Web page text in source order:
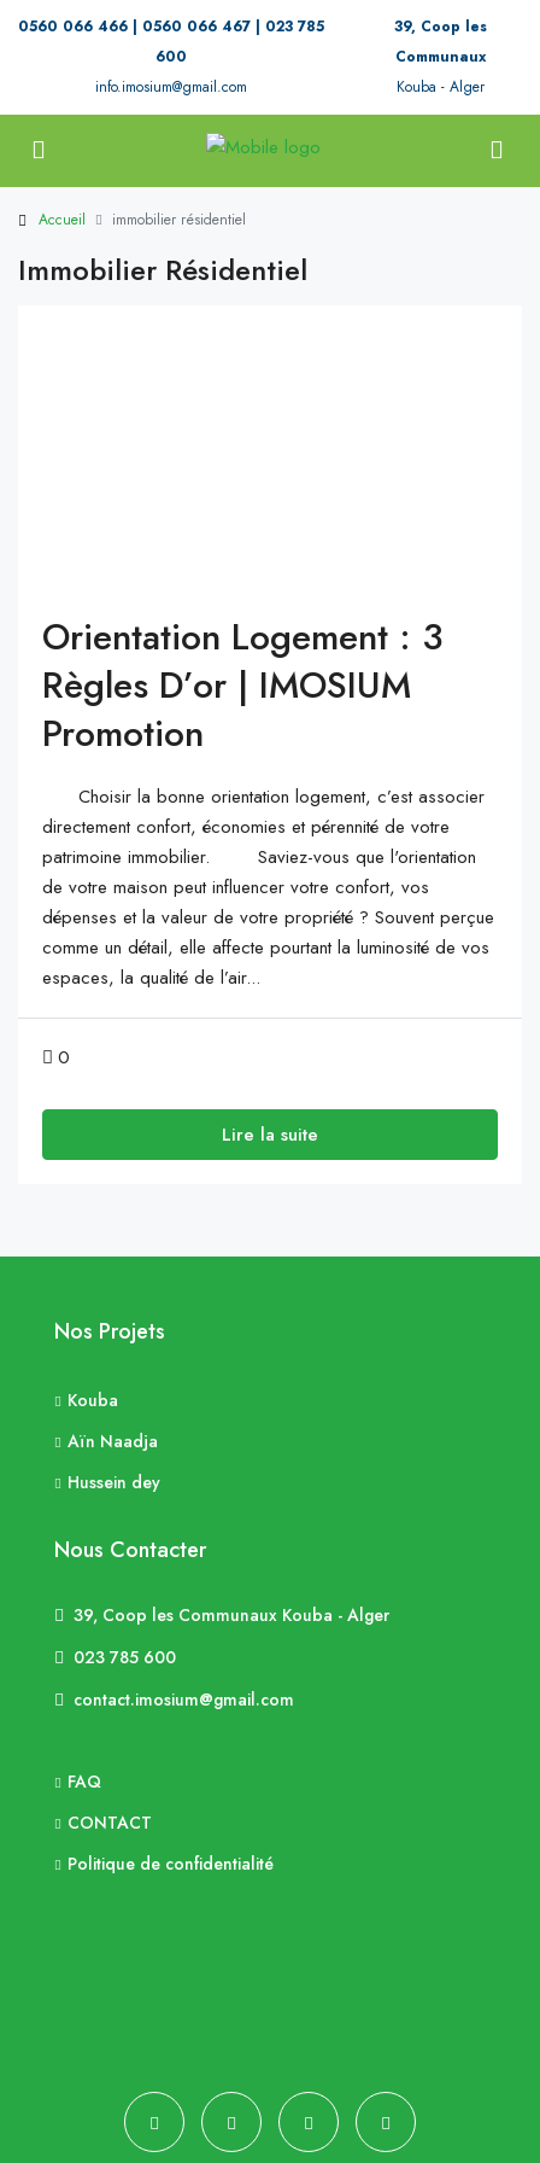
0560 066 466 | 0560 066 467 | 023 785
600
info.imosium@gmail.com
39, Coop les
Communaux
Kouba - Alger
Accueil immobilier résidentiel
Immobilier Résidentiel
Orientation Logement : 3
Règles D’or | IMOSIUM
Promotion
Choisir la bonne orientation logement, c’est associer
directement confort, économies et pérennité de votre
patrimoine immobilier. Saviez-vous que l'orientation
de votre maison peut influencer votre confort, vos
dépenses et la valeur de votre propriété ? Souvent perçue
comme un détail, elle affecte pourtant la luminosité de vos
espaces, la qualité de l’air...
0
Lire la suite
Nos Projets
Kouba
Aïn Naadja
Hussein dey
Nous Contacter
39, Coop les Communaux Kouba - Alger
023 785 600
contact.imosium@gmail.com
FAQ
CONTACT
Politique de confidentialité